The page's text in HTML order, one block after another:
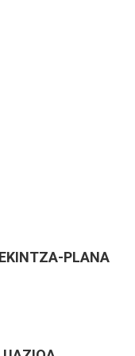
PLANA